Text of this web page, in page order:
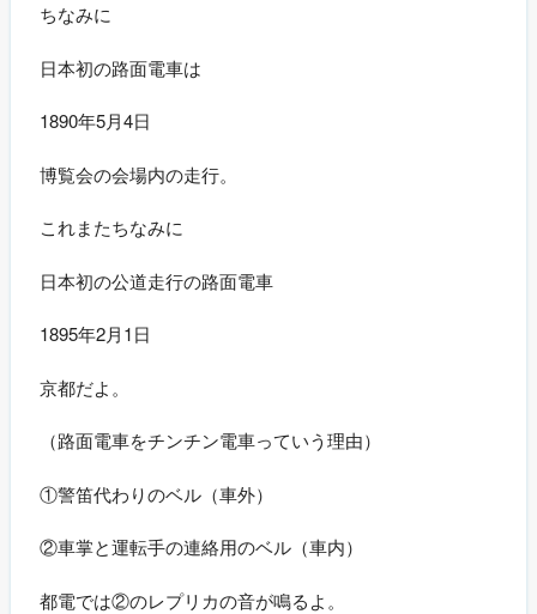
ちなみに
日本初の路面電車は
1890年5月4日
博覧会の会場内の走行。
これまたちなみに
日本初の公道走行の路面電車
1895年2月1日
京都だよ。
（路面電車をチンチン電車っていう理由）
①警笛代わりのベル（車外）
②車掌と運転手の連絡用のベル（車内）
都電では②のレプリカの音が鳴るよ。